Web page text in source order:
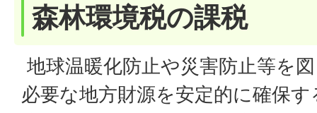
森林環境税の課税
地球温暖化防止や災害防止等を
必要な地方財源を安定的に確保